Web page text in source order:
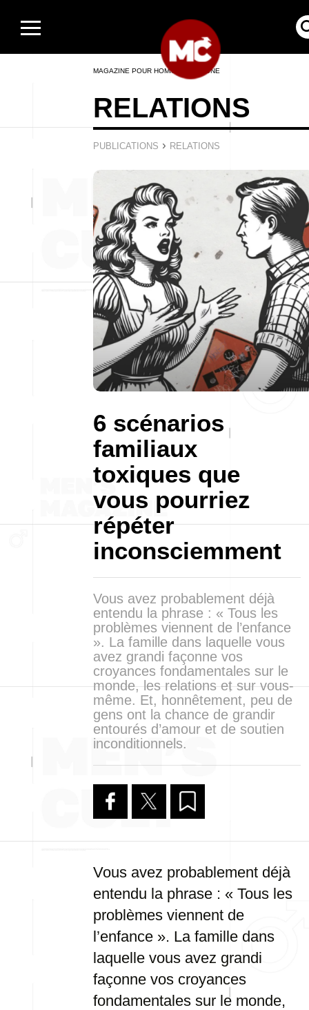
MAGAZINE POUR HOMMES EN LIGNE
RELATIONS
PUBLICATIONS › RELATIONS
6 scénarios
familiaux
toxiques que
vous pourriez
répéter
inconsciemment
Vous avez probablement déjà
entendu la phrase : « Tous les
problèmes viennent de l’enfance
». La famille dans laquelle vous
avez grandi façonne vos
croyances fondamentales sur le
monde, les relations et sur vous-
même. Et, honnêtement, peu de
gens ont la chance de grandir
entourés d’amour et de soutien
inconditionnels.
Vous avez probablement déjà
entendu la phrase : « Tous les
problèmes viennent de
l’enfance ». La famille dans
laquelle vous avez grandi
façonne vos croyances
fondamentales sur le monde,